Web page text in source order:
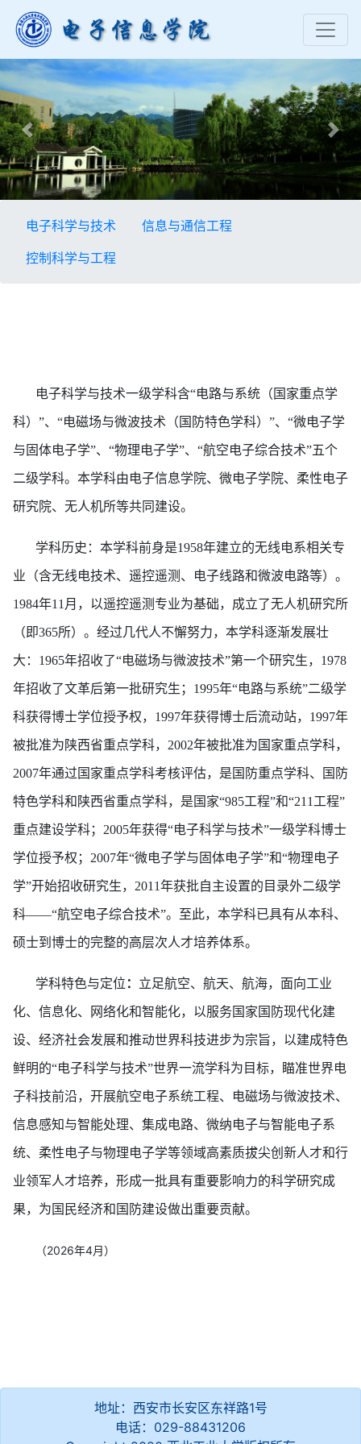
Previous Next
电子科学与技术
信息与通信工程
控制科学与工程
电子科学与技术一级学科含“电路与系统（国家重点学
科）”、“电磁场与微波技术（国防特色学科）”、“微电子学
与固体电子学”、“物理电子学”、“航空电子综合技术”五个
二级学科。本学科由电子信息学院、微电子学院、柔性电子
研究院、无人机所等共同建设。
学科历史 ： 本学科前身是1958年建立的无线电系相关专
业（含无线电技术、遥控遥测、电子线路和微波电路等）。
1984年11月，以遥控遥测专业为基础，成立了无人机研究所
（即365所）。经过几代人不懈努力，本学科逐渐发展壮
大：1965年招收了“电磁场与微波技术”第一个研究生，1978
年招收了文革后第一批研究生；1995年“电路与系统”二级学
科获得博士学位授予权，1997年获得博士后流动站，1997年
被批准为陕西省重点学科，2002年被批准为国家重点学科，
2007年通过国家重点学科考核评估，是国防重点学科、国防
特色学科和陕西省重点学科，是国家“985工程”和“211工程”
重点建设学科；2005年获得“电子科学与技术”一级学科博士
学位授予权；2007年“微电子学与固体电子学”和“物理电子
学”开始招收研究生，2011年获批自主设置的目录外二级学
科——“航空电子综合技术”。至此，本学科已具有从本科、
硕士到博士的完整的高层次人才培养体系。
学科特色与定位： 立足航空、航天、航海，面向工业
化、信息化、网络化和智能化，以服务国家国防现代化建
设、经济社会发展和推动世界科技进步为宗旨，以建成特色
鲜明的“电子科学与技术”世界一流学科为目标，瞄准世界电
子科技前沿，开展航空电子系统工程、电磁场与微波技术、
信息感知与智能处理、集成电路、微纳电子与智能电子系
统、柔性电子与物理电子学等领域高素质拔尖创新人才和行
业领军人才培养，形成一批具有重要影响力的科学研究成
果，为国民经济和国防建设做出重要贡献。
（2026年4月）
地址：西安市长安区东祥路1号
电话：029-88431206